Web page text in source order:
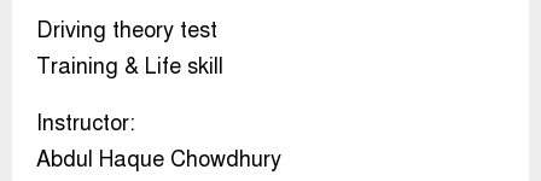
Driving theory test
Training & Life skill
Instructor:
Abdul Haque Chowdhury